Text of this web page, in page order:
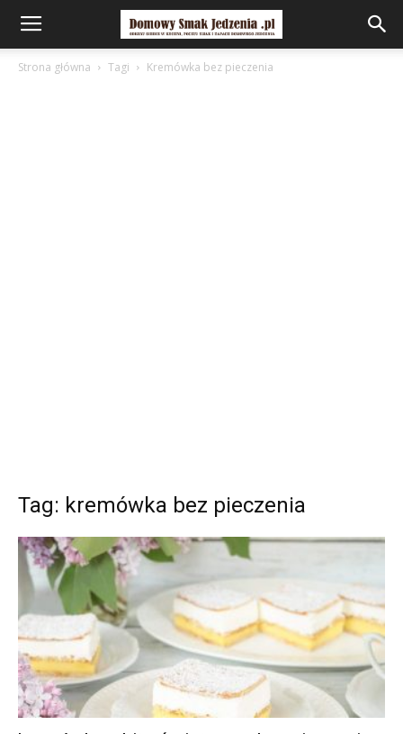
Strona główna Tagi Kremówka bez pieczenia
Tag: kremówka bez pieczenia